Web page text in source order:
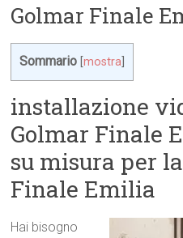
Golmar Finale
Sommario [mostra
installazione
Golmar Finale
su misura per
Finale Emilia
Hai bisogno